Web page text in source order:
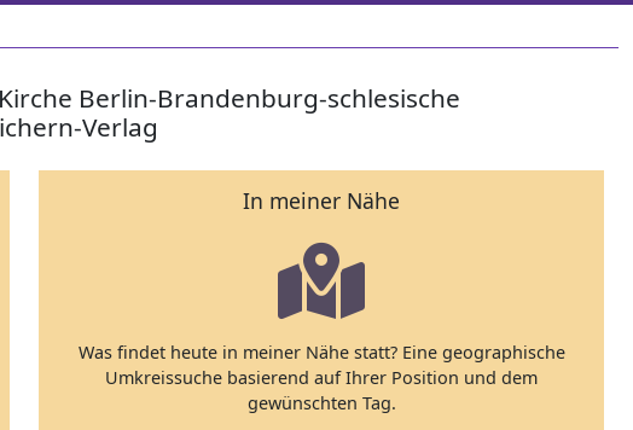
Berlin-Brandenburg-schlesische
Verlag
In meiner Nähe
Was findet heute in meiner Nähe statt? Eine geographische
Umkreissuche basierend auf Ihrer Position und dem
gewünschten Tag.